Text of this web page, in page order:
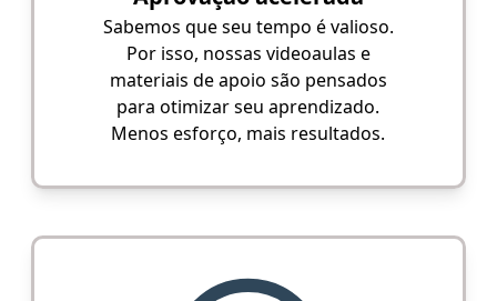
Sabemos que seu tempo é valioso.
Por isso, nossas videoaulas e
materiais de apoio são pensados
para otimizar seu aprendizado.
Menos esforço, mais resultados.